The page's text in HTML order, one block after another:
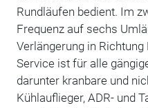
Rundläufen bedient. Im
Frequenz auf sechs
Verlängerung in
Service ist für alle
darunter kranbare und
Kühlauflieger, ADR- und